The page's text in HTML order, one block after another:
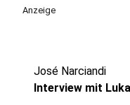
Anzeige
José Narciandi
Interview mit